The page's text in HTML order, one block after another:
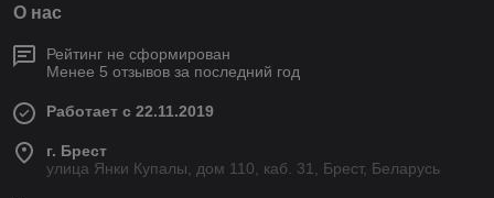
О нас
Рейтинг не сформирован
Менее 5 отзывов за последний год
Работает с 22.11.2019
г. Брест
улица Янки Купалы, дом 110, каб. 31, Брест, Беларусь